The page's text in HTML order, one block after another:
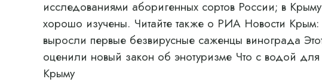
исследованиями аборигенных сортов России; в
хорошо изучены. Читайте также о РИА Новости
выросли первые безвирусные саженцы винограда
оценили новый закон об энотуризме Что с водой
Крыму